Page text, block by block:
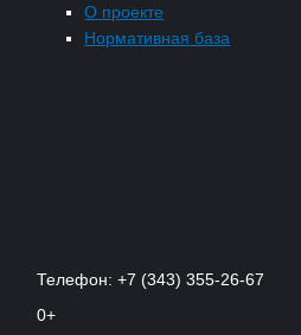
О проекте
Нормативная база
Телефон: +7 (343) 355-26-67
0+